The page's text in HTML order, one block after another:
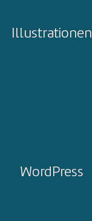
Illustrationen
WordPress